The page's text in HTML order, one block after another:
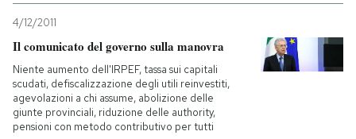
4/12/2011
Il comunicato del governo sulla manovra
Niente aumento dell'IRPEF, tassa sui capitali
scudati, defiscalizzazione degli utili reinvestiti,
agevolazioni a chi assume, abolizione delle
giunte provinciali, riduzione delle authority,
pensioni con metodo contributivo per tutti